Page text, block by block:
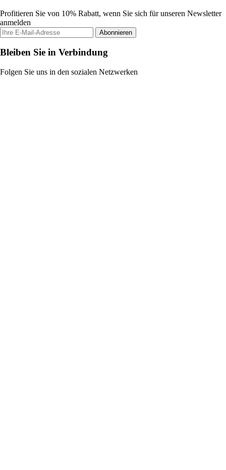
Profitieren Sie von 10% Rabatt, wenn Sie sich für unseren Newsletter
anmelden
Abonnieren
Bleiben Sie in Verbindung
Folgen Sie uns in den sozialen Netzwerken